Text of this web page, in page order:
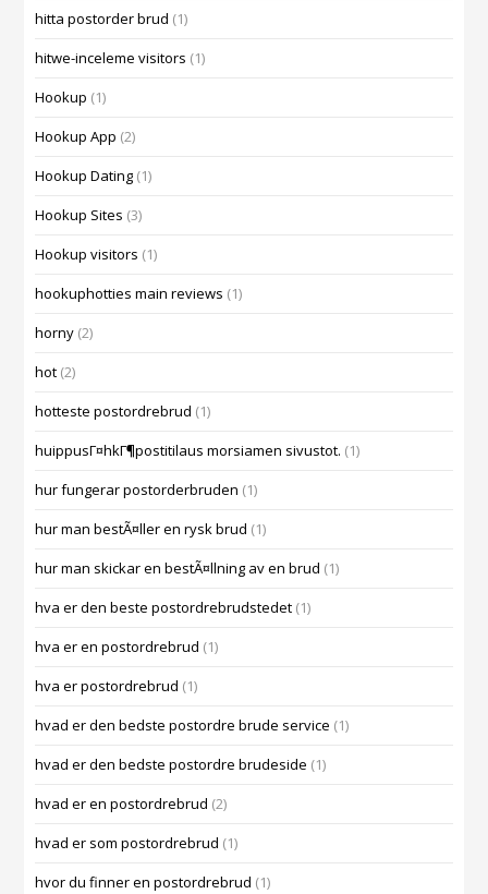
hitta postorder brud (1)
hitwe-inceleme visitors (1)
Hookup (1)
Hookup App (2)
Hookup Dating (1)
Hookup Sites (3)
Hookup visitors (1)
hookuphotties main reviews (1)
horny (2)
hot (2)
hotteste postordrebrud (1)
huippusГ¤hkГ¶postitilaus morsiamen sivustot. (1)
hur fungerar postorderbruden (1)
hur man bestÃ¤ller en rysk brud (1)
hur man skickar en bestÃ¤llning av en brud (1)
hva er den beste postordrebrudstedet (1)
hva er en postordrebrud (1)
hva er postordrebrud (1)
hvad er den bedste postordre brude service (1)
hvad er den bedste postordre brudeside (1)
hvad er en postordrebrud (2)
hvad er som postordrebrud (1)
hvor du finner en postordrebrud (1)